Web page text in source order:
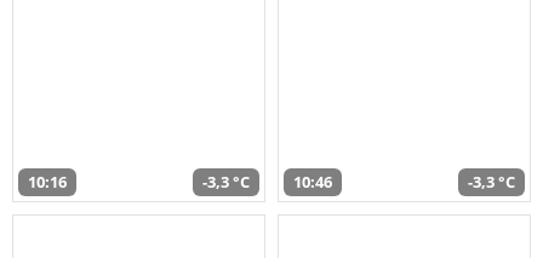
10:16 -3,3 °C 10:46 -3,3 °C